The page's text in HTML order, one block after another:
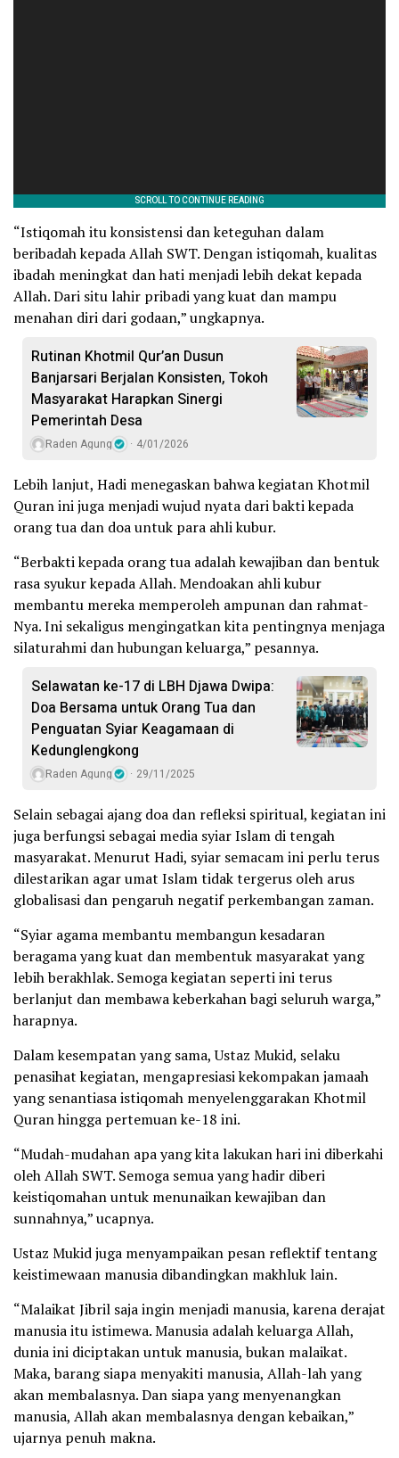
“Istiqomah itu konsistensi dan keteguhan dalam
beribadah kepada Allah SWT. Dengan istiqomah, kualitas
ibadah meningkat dan hati menjadi lebih dekat kepada
Allah. Dari situ lahir pribadi yang kuat dan mampu
menahan diri dari godaan,” ungkapnya.
Rutinan Khotmil Qur’an Dusun
Banjarsari Berjalan Konsisten, Tokoh
Masyarakat Harapkan Sinergi
Pemerintah Desa
Raden Agung 4/01/2026
Lebih lanjut, Hadi menegaskan bahwa kegiatan Khotmil
Quran ini juga menjadi wujud nyata dari bakti kepada
orang tua dan doa untuk para ahli kubur.
“Berbakti kepada orang tua adalah kewajiban dan bentuk
rasa syukur kepada Allah. Mendoakan ahli kubur
membantu mereka memperoleh ampunan dan rahmat-
Nya. Ini sekaligus mengingatkan kita pentingnya menjaga
silaturahmi dan hubungan keluarga,” pesannya.
Selawatan ke-17 di LBH Djawa Dwipa:
Doa Bersama untuk Orang Tua dan
Penguatan Syiar Keagamaan di
Kedunglengkong
Raden Agung 29/11/2025
Selain sebagai ajang doa dan refleksi spiritual, kegiatan ini
juga berfungsi sebagai media syiar Islam di tengah
masyarakat. Menurut Hadi, syiar semacam ini perlu terus
dilestarikan agar umat Islam tidak tergerus oleh arus
globalisasi dan pengaruh negatif perkembangan zaman.
“Syiar agama membantu membangun kesadaran
beragama yang kuat dan membentuk masyarakat yang
lebih berakhlak. Semoga kegiatan seperti ini terus
berlanjut dan membawa keberkahan bagi seluruh warga,”
harapnya.
Dalam kesempatan yang sama, Ustaz Mukid, selaku
penasihat kegiatan, mengapresiasi kekompakan jamaah
yang senantiasa istiqomah menyelenggarakan Khotmil
Quran hingga pertemuan ke-18 ini.
“Mudah-mudahan apa yang kita lakukan hari ini diberkahi
oleh Allah SWT. Semoga semua yang hadir diberi
keistiqomahan untuk menunaikan kewajiban dan
sunnahnya,” ucapnya.
Ustaz Mukid juga menyampaikan pesan reflektif tentang
keistimewaan manusia dibandingkan makhluk lain.
“Malaikat Jibril saja ingin menjadi manusia, karena derajat
manusia itu istimewa. Manusia adalah keluarga Allah,
dunia ini diciptakan untuk manusia, bukan malaikat.
Maka, barang siapa menyakiti manusia, Allah-lah yang
akan membalasnya. Dan siapa yang menyenangkan
manusia, Allah akan membalasnya dengan kebaikan,”
ujarnya penuh makna.